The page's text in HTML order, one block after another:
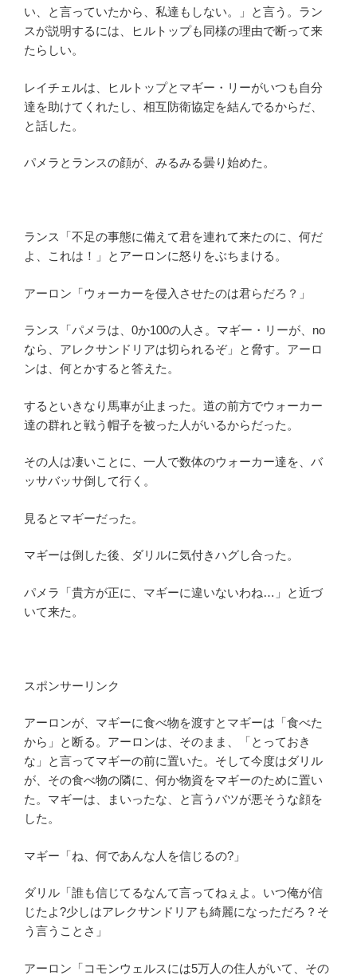
い、と言っていたから、私達もしない。」と言う。ラン
スが説明するには、ヒルトップも同様の理由で断って来
たらしい。
レイチェルは、ヒルトップとマギー・リーがいつも自分
達を助けてくれたし、相互防衛協定を結んでるからだ、
と話した。
パメラとランスの顔が、みるみる曇り始めた。
ランス「不足の事態に備えて君を連れて来たのに、何だ
よ、これは！」とアーロンに怒りをぶちまける。
アーロン「ウォーカーを侵入させたのは君らだろ？」
ランス「パメラは、0か100の人さ。マギー・リーが、no
なら、アレクサンドリアは切られるぞ」と脅す。アーロ
ンは、何とかすると答えた。
するといきなり馬車が止まった。道の前方でウォーカー
達の群れと戦う帽子を被った人がいるからだった。
その人は凄いことに、一人で数体のウォーカー達を、バ
ッサバッサ倒して行く。
見るとマギーだった。
マギーは倒した後、ダリルに気付きハグし合った。
パメラ「貴方が正に、マギーに違いないわね…」と近づ
いて来た。
スポンサーリンク
アーロンが、マギーに食べ物を渡すとマギーは「食べた
から」と断る。アーロンは、そのまま、「とっておき
な」と言ってマギーの前に置いた。そして今度はダリル
が、その食べ物の隣に、何か物資をマギーのために置い
た。マギーは、まいったな、と言うバツが悪そうな顔を
した。
マギー「ね、何であんな人を信じるの?」
ダリル「誰も信じてるなんて言ってねぇよ。いつ俺が信
じたよ?少しはアレクサンドリアも綺麗になっただろ？そ
う言うことさ」
アーロン「コモンウェルスには5万人の住人がいて、その